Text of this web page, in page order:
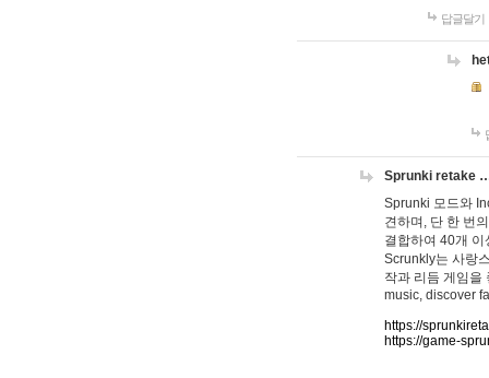
답글달기
Sprunki retake
Sprunki 모드와
견하며, 단 한 번
결합하여 40개
Scrunkly는 사랑
작과 리듬 게임을
music, discover
https://
https://game-